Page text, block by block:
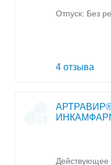
Отпуск: Без
4 отзыва
Действующее